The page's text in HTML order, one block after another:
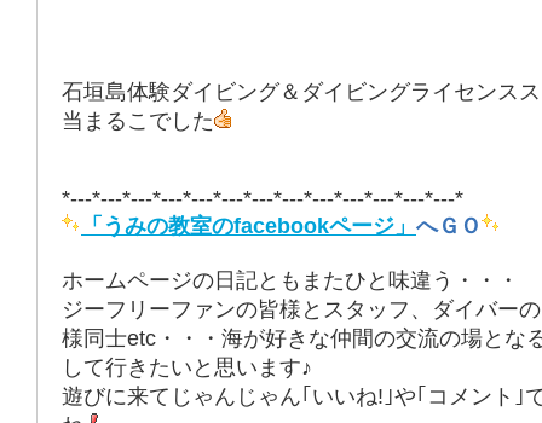
石垣島体験ダイビング＆ダイビングライセンス
当まるこでした
*---*---*---*---*---*---*---*---*---*---*---*---*---*
「うみの教室のfacebookページ」 へＧＯ
ホームページの日記ともまたひと味違う・・・
ジーフリーファンの皆様とスタッフ、ダイバー
様同士etc・・・海が好きな仲間の交流の場とな
して行きたいと思います♪
遊びに来てじゃんじゃん｢いいね!｣や｢コメント｣